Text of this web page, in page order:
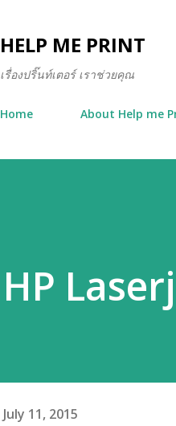
HELP ME PRINT
เรื่องปริ๊นท์เตอร์ เราช่วยคุณ
Home About Help me
HP
July 11, 2015